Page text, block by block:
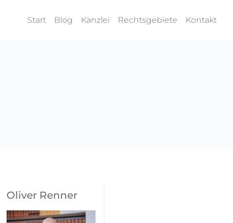
Start Blog Kanzlei Rechtsgebiete Kontakt
Oliver Renner